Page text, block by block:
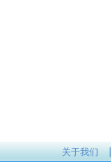
关于我们